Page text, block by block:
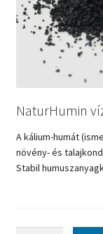
NaturHumin
A kálium-humát
növény- és
Stabil